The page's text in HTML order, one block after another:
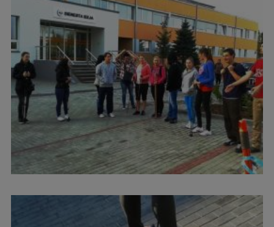
Studentu dzīve
Studiju norises vietas
Fakultātes
Mūsu cilvēki
Stratēģija
Struktūra
Vēsture un tradīcijas
Identitāte